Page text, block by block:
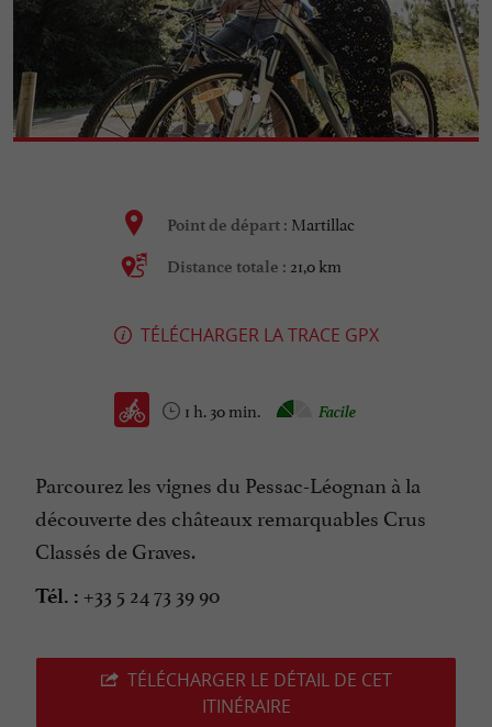
Point de départ : Martillac
Distance totale : 21,0 km
TÉLÉCHARGER LA TRACE GPX
1 h. 30 min. Facile
Parcourez les vignes du Pessac-Léognan à la
découverte des châteaux remarquables Crus
Classés de Graves.
Tél. : +33 5 24 73 39 90
TÉLÉCHARGER LE DÉTAIL DE CET
ITINÉRAIRE